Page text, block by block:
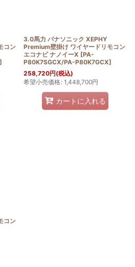
コン
]
3.0馬力 パナソニック XEPHY
Premium壁掛け ワイヤードリモコン
エコナビ ナノイーX [PA-
P80K7SGCX/PA-P80K7GCX]
258,720円(税込)
希望小売価格: 1,448,700円
カートに入れる
コン